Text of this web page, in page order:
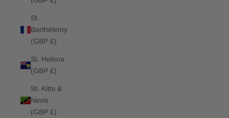
St.
Barthélemy
(GBP £)
St. Helena
(GBP £)
St. Kitts &
Nevis
(GBP £)